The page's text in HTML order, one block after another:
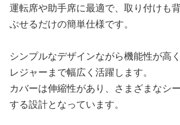
運転席や助手席に最適で、取り付けも
ぶせるだけの簡単仕様です。
シンプルなデザインながら機能性が高
レジャーまで幅広く活躍します。
カバーは伸縮性があり、さまざまなシ
する設計となっています。